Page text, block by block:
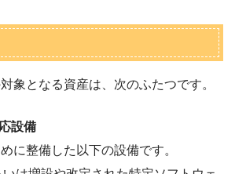
象となる資産は、次のふたつです。
設備
に整備した以下の設備です。